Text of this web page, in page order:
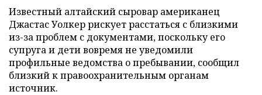
Известный алтайский сыровар американец
Джастас Уолкер рискует расстаться с близкими
из-за проблем с документами, поскольку его
супруга и дети вовремя не уведомили
профильные ведомства о пребывании, сообщил
близкий к правоохранительным органам
источник.